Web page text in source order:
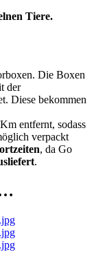
Tiere.
Die Boxen
der
Diese bekommen
entfernt, sodass
verpackt
, da Go
.
…